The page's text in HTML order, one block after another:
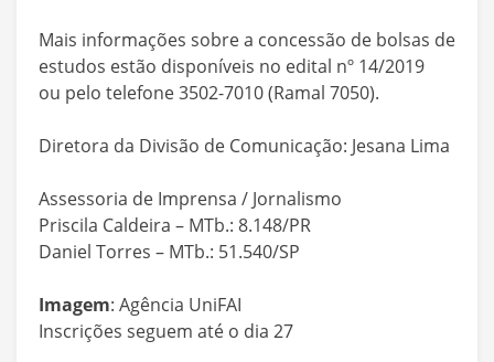
Mais informações sobre a concessão de bolsas de
estudos estão disponíveis no edital nº 14/2019
ou pelo telefone 3502-7010 (Ramal 7050).
Diretora da Divisão de Comunicação: Jesana Lima
Assessoria de Imprensa / Jornalismo
Priscila Caldeira – MTb.: 8.148/PR
Daniel Torres – MTb.: 51.540/SP
Imagem: Agência UniFAI
Inscrições seguem até o dia 27